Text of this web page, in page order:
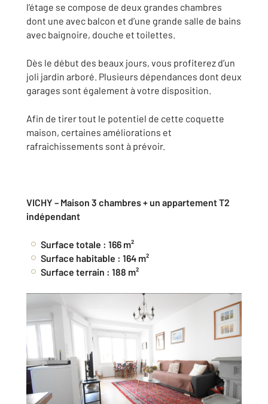
l’étage se compose de deux grandes chambres
dont une avec balcon et d’une grande salle de bains
avec baignoire, douche et toilettes.
Dès le début des beaux jours, vous profiterez d’un
joli jardin arboré. Plusieurs dépendances dont deux
garages sont également à votre disposition.
Afin de tirer tout le potentiel de cette coquette
maison, certaines améliorations et
rafraichissements sont à prévoir.
VICHY – Maison 3 chambres + un appartement T2
indépendant
Surface totale : 166 m²
Surface habitable : 164 m²
Surface terrain : 188 m²